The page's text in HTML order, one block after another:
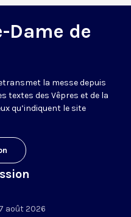
Dame de
la messe depuis
textes des Vêpres et de la
qu’indiquent le site
août 2026